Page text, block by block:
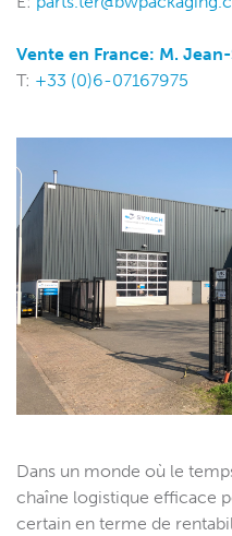
Vente en France: M.
T: +33 (0)6-07167975
Dans un monde où le
chaîne logistique efficace
certain en terme de